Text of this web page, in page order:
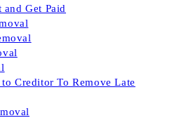
Get Paid
Creditor To Remove Late